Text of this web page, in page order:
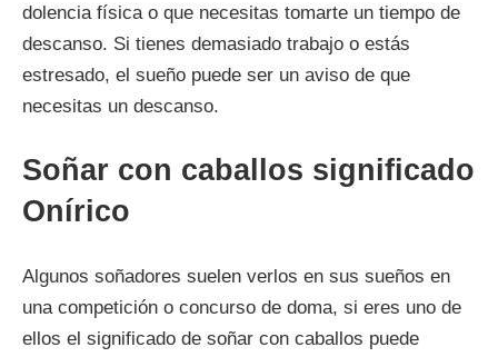
dolencia física o que necesitas tomarte un tiempo de
descanso. Si tienes demasiado trabajo o estás
estresado, el sueño puede ser un aviso de que
necesitas un descanso.
Soñar con caballos significado
Onírico
Algunos soñadores suelen verlos en sus sueños en
una competición o concurso de doma, si eres uno de
ellos el significado de soñar con caballos puede